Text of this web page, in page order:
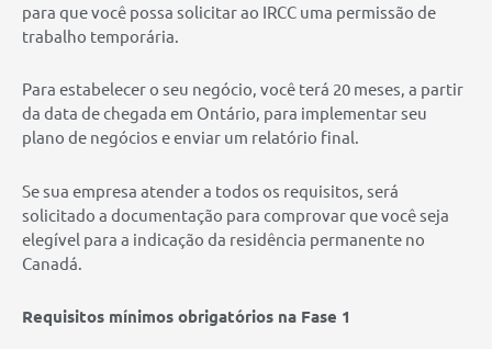
para que você possa solicitar ao IRCC uma permissão de
trabalho temporária.
Para estabelecer o seu negócio, você terá 20 meses, a partir
da data de chegada em Ontário, para implementar seu
plano de negócios e enviar um relatório final.
Se sua empresa atender a todos os requisitos, será
solicitado a documentação para comprovar que você seja
elegível para a indicação da residência permanente no
Canadá.‌
Requisitos mínimos obrigatórios na Fase 1